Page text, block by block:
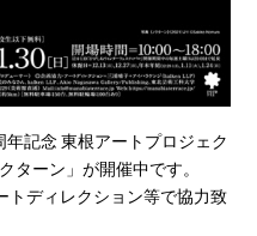
記念 東根アートプロジェク
ターン」が開催中です。
トディレクション等で協力致